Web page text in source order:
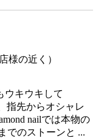
様の近く）
ウキウキして
指先からオシャレ
nailでは本物の
でのストーンと ...